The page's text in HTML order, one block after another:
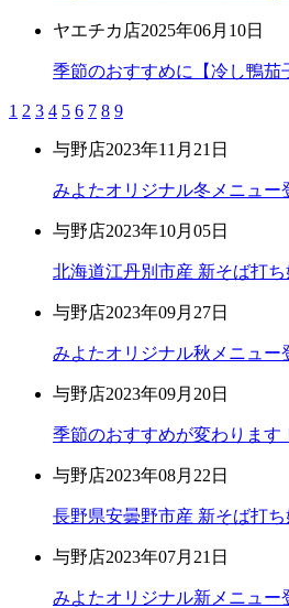
ヤエチカ店2025年06月10日
季節のおすすめに【冷し鴨茄
1 2 3 4 5 6 7 8 9
与野店2023年11月21日
みよたオリジナル冬メニュー
与野店2023年10月05日
北海道江丹別市産 新そば打
与野店2023年09月27日
みよたオリジナル秋メニュー
与野店2023年09月20日
季節のおすすめが変わります
与野店2023年08月22日
長野県安曇野市産 新そば打
与野店2023年07月21日
みよたオリジナル新メニュー